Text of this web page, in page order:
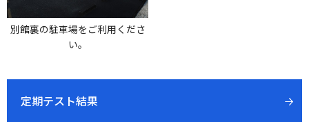
別館裏の駐車場をご利用くださ
い。
定期テスト結果